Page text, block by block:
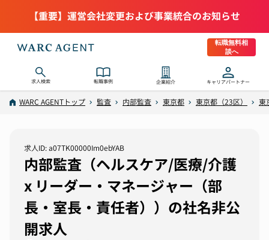
【重要】運営会社変更および事業統合のお知らせ
転職無料相
談へ
求人検索 転職事例 企業紹介 キャリアパートナー
WARC AGENTトップ 監査 内部監査 東京都 東京都（23区） 東
求人ID: a07TK00000Im0ebYAB
内部監査（ヘルスケア/医療/介護
x リーダー・マネージャー（部
長・室長・責任者））の社名非公
開求人